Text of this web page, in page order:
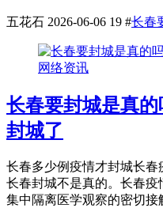
五花石 2026-06-06 19 #长春
网络资讯
长春要封城是真
封城了
长春多少例疫情才封城长春
长春封城不是真的。长春
集中隔离医学观察的密切接